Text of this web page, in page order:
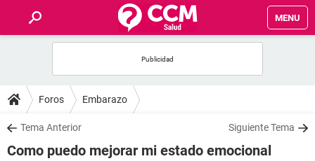
MENU
FORUMS
SALUD
Foros Embarazo
Tema Anterior Siguiente Tema
Como puedo mejorar mi estado emocional